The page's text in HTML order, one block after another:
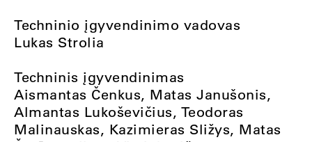
Techninio įgyvendinimo vadovas
Lukas Strolia
Techninis įgyvendinimas
Aismantas Čenkus, Matas Janušonis,
Almantas Lukoševičius, Teodoras
Malinauskas, Kazimieras Sližys, Matas